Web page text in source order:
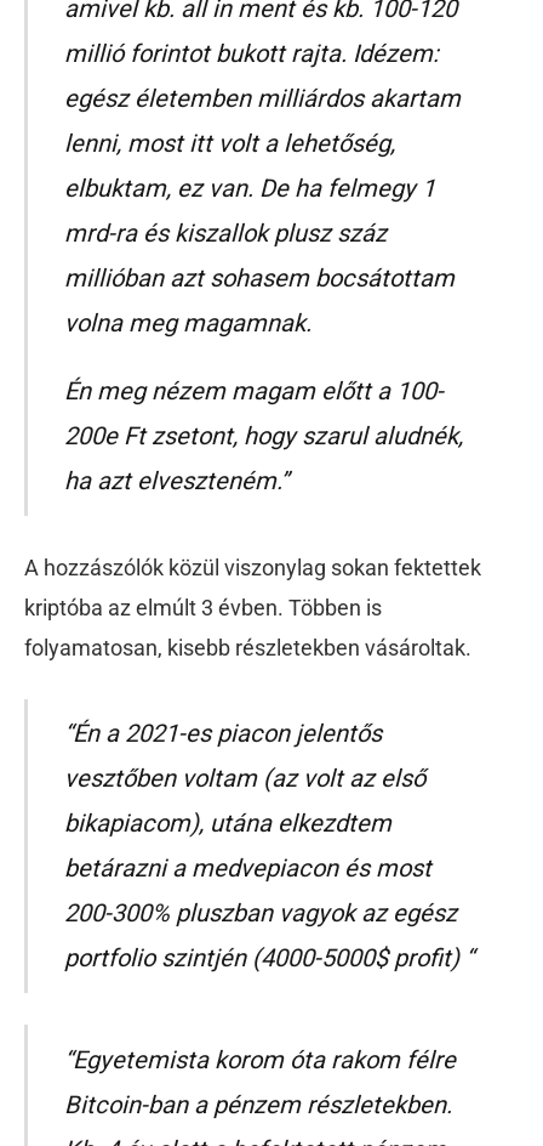
amivel kb. all in ment és kb. 100-120
millió forintot bukott rajta. Idézem:
egész életemben milliárdos akartam
lenni, most itt volt a lehetőség,
elbuktam, ez van. De ha felmegy 1
mrd-ra és kiszallok plusz száz
millióban azt sohasem bocsátottam
volna meg magamnak.
Én meg nézem magam előtt a 100-
200e Ft zsetont, hogy szarul aludnék,
ha azt elveszteném.”
A hozzászólók közül viszonylag sokan fektettek
kriptóba az elmúlt 3 évben. Többen is
folyamatosan, kisebb részletekben vásároltak.
“Én a 2021-es piacon jelentős
vesztőben voltam (az volt az első
bikapiacom), utána elkezdtem
betárazni a medvepiacon és most
200-300% pluszban vagyok az egész
portfolio szintjén (4000-5000$ profit) “
“Egyetemista korom óta rakom félre
Bitcoin-ban a pénzem részletekben.